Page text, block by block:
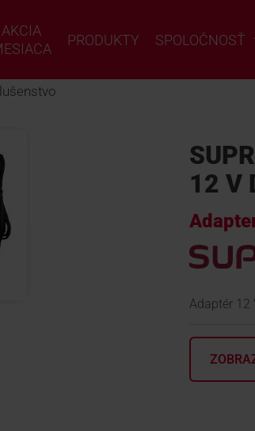
AKCIA
PRODUKTY SPOLOČNOSŤ
12 V
Adaptér 12